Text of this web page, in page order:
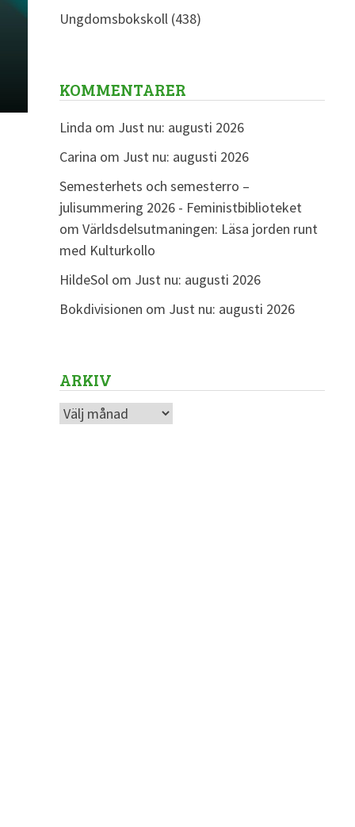
Ungdomsbokskoll(438)
KOMMENTARER
Linda om Just nu: augusti 2026
Carina om Just nu: augusti 2026
Semesterhets och semesterro –
julisummering 2026 - Feministbiblioteket
om Världsdelsutmaningen: Läsa jorden runt
med Kulturkollo
HildeSolom Just nu: augusti 2026
Bokdivisionen om Just nu: augusti 2026
ARKIV
Arkiv